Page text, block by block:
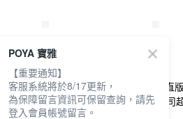
文青風手提萬用包-多
款任選
麵包超人寶寶直
襪-9-14cm-吐司
POYA 寶雅
【重要通知】
客服系統將於8/17更新，
為保障留言資訊可保留查詢，請先
登入會員帳號留言。